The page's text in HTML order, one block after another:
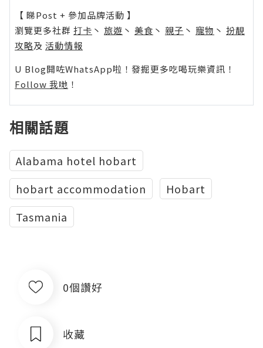
【 睇Post + 參加品牌活動 】
瀏覽更多社群 打卡 丶 旅遊 丶 美食 丶 親子 丶 寵物 丶 扮靚
攻略及 活動情報
U Blog開咗WhatsApp啦！發掘更多吃喝玩樂資訊！
Follow 我哋 ！
相關話題
Alabama hotel hobart
hobart accommodation
Hobart
Tasmania
0個讚好
收藏